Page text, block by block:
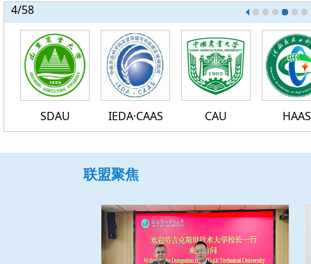
474849
4/58
SDAU IEDA·CAAS CAU HAAS
联盟聚焦